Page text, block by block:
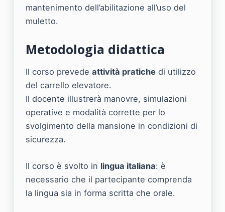
mantenimento dell’abilitazione all’uso del
muletto.
Metodologia didattica
Il corso prevede attività pratiche di utilizzo
del carrello elevatore.
Il docente illustrerà manovre, simulazioni
operative e modalità corrette per lo
svolgimento della mansione in condizioni di
sicurezza.
Il corso è svolto in lingua italiana: è
necessario che il partecipante comprenda
la lingua sia in forma scritta che orale.